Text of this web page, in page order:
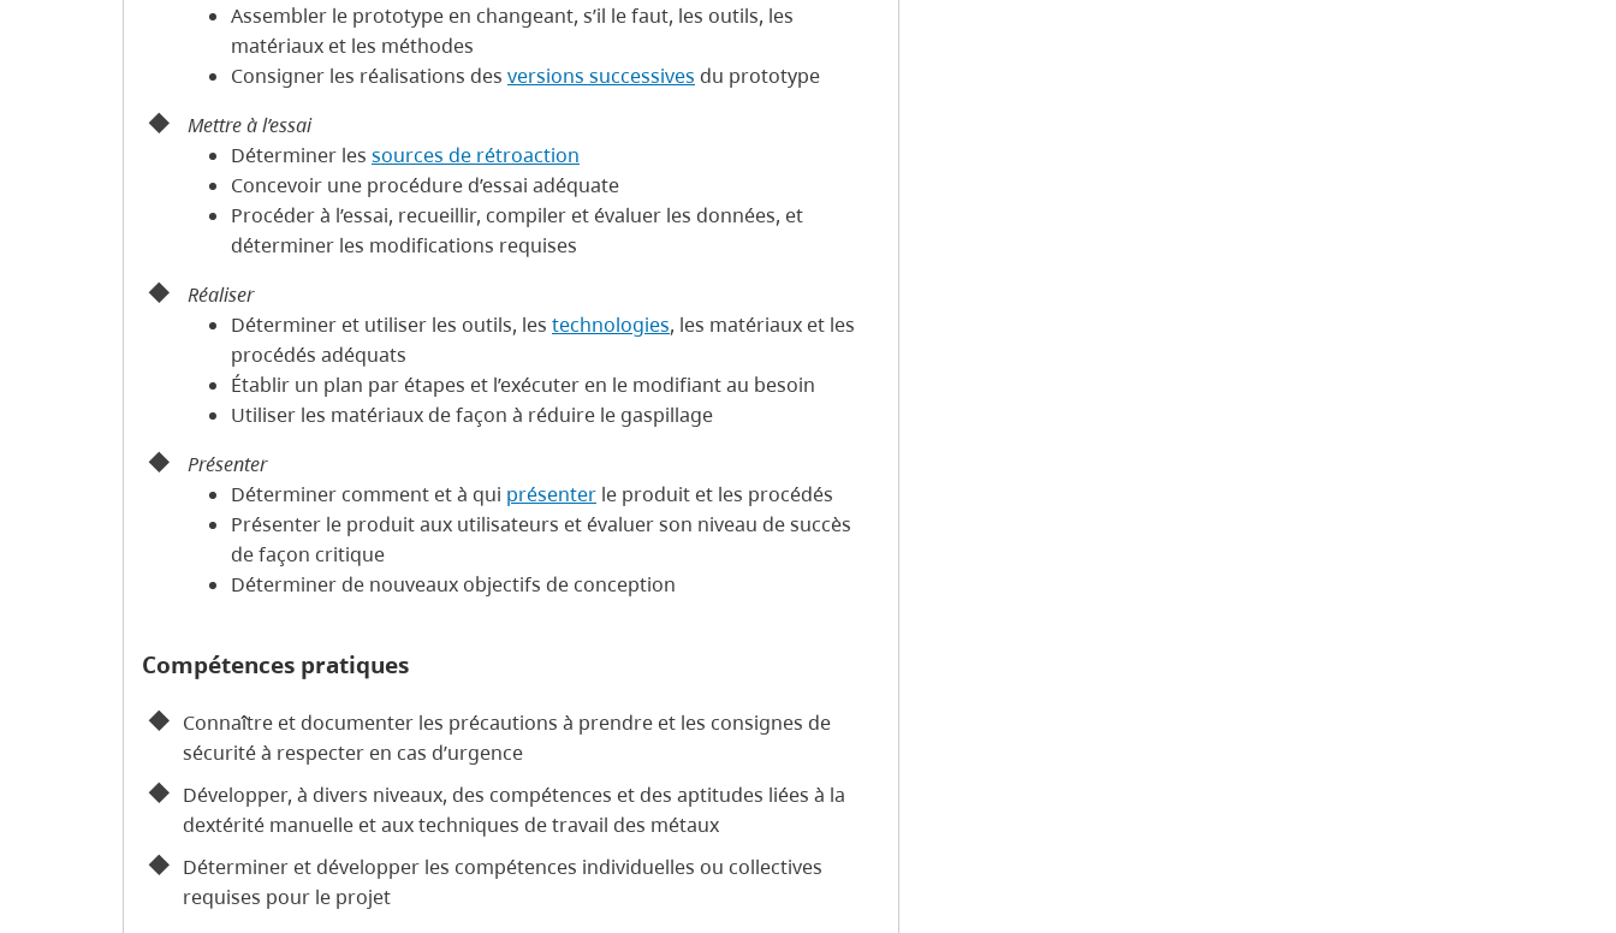
Assembler le prototype en changeant, s’il le faut, les outils, les
matériaux et les méthodes
Consigner les réalisations des versions successives du prototype
Mettre à l’essai
Déterminer les sources de rétroaction
Concevoir une procédure d’essai adéquate
Procéder à l’essai, recueillir, compiler et évaluer les données, et
déterminer les modifications requises
Réaliser
Déterminer et utiliser les outils, les technologies, les matériaux et les
procédés adéquats
Établir un plan par étapes et l’exécuter en le modifiant au besoin
Utiliser les matériaux de façon à réduire le gaspillage
Présenter
Déterminer comment et à qui présenter le produit et les procédés
Présenter le produit aux utilisateurs et évaluer son niveau de succès
de façon critique
Déterminer de nouveaux objectifs de conception
Compétences pratiques
Connaître et documenter les précautions à prendre et les consignes de
sécurité à respecter en cas d’urgence
Développer, à divers niveaux, des compétences et des aptitudes liées à la
dextérité manuelle et aux techniques de travail des métaux
Déterminer et développer les compétences individuelles ou collectives
requises pour le projet